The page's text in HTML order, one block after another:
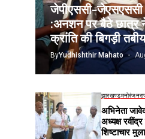
जेपीएससी-जेएसएससी
:अनशन पर बैठे छात्र
क्रांति की बिगड़ी
अस्पताल में भर्ती
ByYudhishthir Mahato
झारखण्डमनोरंजन
अभिनेता
अध्यक्ष
शिष्टाचार